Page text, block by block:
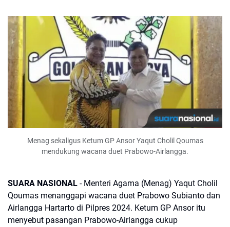
Menag sekaligus Ketum GP Ansor Yaqut Cholil Qoumas
mendukung wacana duet Prabowo-Airlangga.
SUARA NASIONAL - Menteri Agama (Menag) Yaqut Cholil
Qoumas menanggapi wacana duet Prabowo Subianto dan
Airlangga Hartarto di Pilpres 2024. Ketum GP Ansor itu
menyebut pasangan Prabowo-Airlangga cukup